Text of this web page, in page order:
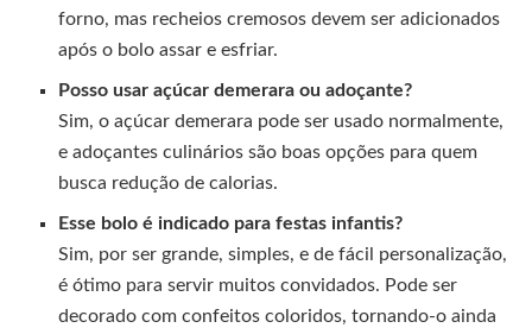
forno, mas recheios cremosos devem ser adicionados
após o bolo assar e esfriar.
Posso usar açúcar demerara ou adoçante?
Sim, o açúcar demerara pode ser usado normalmente,
e adoçantes culinários são boas opções para quem
busca redução de calorias.
Esse bolo é indicado para festas infantis?
Sim, por ser grande, simples, e de fácil personalização,
é ótimo para servir muitos convidados. Pode ser
decorado com confeitos coloridos, tornando-o ainda